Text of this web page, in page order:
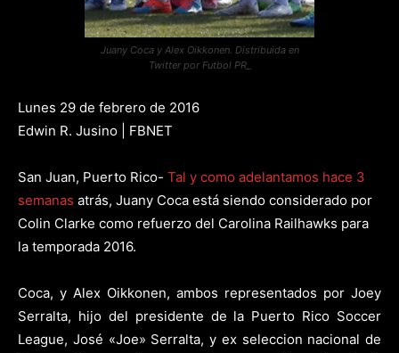
Juany Coca y Alex Oikkonen. Distribuida en
Twitter por Futbol PR_
Lunes 29 de febrero de 2016
Edwin R. Jusino | FBNET
San Juan, Puerto Rico- Tal y como adelantamos hace 3
semanas atrás, Juany Coca está siendo considerado por
Colin Clarke como refuerzo del Carolina Railhawks para
la temporada 2016.
Coca, y Alex Oikkonen, ambos representados por Joey
Serralta, hijo del presidente de la Puerto Rico Soccer
League, José «Joe» Serralta, y ex seleccion nacional de